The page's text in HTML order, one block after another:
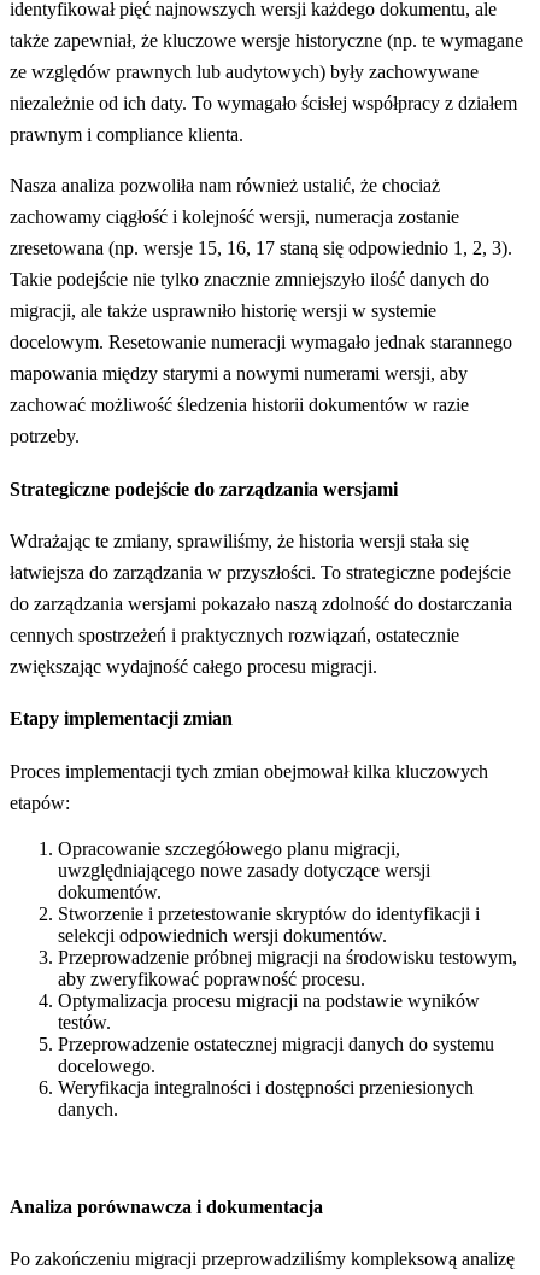
identyfikował pięć najnowszych wersji każdego dokumentu, ale
także zapewniał, że kluczowe wersje historyczne (np. te wymagane
ze względów prawnych lub audytowych) były zachowywane
niezależnie od ich daty. To wymagało ścisłej współpracy z działem
prawnym i compliance klienta.
Nasza analiza pozwoliła nam również ustalić, że chociaż
zachowamy ciągłość i kolejność wersji, numeracja zostanie
zresetowana (np. wersje 15, 16, 17 staną się odpowiednio 1, 2, 3).
Takie podejście nie tylko znacznie zmniejszyło ilość danych do
migracji, ale także usprawniło historię wersji w systemie
docelowym. Resetowanie numeracji wymagało jednak starannego
mapowania między starymi a nowymi numerami wersji, aby
zachować możliwość śledzenia historii dokumentów w razie
potrzeby.
Strategiczne podejście do zarządzania wersjami
Wdrażając te zmiany, sprawiliśmy, że historia wersji stała się
łatwiejsza do zarządzania w przyszłości. To strategiczne podejście
do zarządzania wersjami pokazało naszą zdolność do dostarczania
cennych spostrzeżeń i praktycznych rozwiązań, ostatecznie
zwiększając wydajność całego procesu migracji.
Etapy implementacji zmian
Proces implementacji tych zmian obejmował kilka kluczowych
etapów:
Opracowanie szczegółowego planu migracji,
uwzględniającego nowe zasady dotyczące wersji
dokumentów.
Stworzenie i przetestowanie skryptów do identyfikacji i
selekcji odpowiednich wersji dokumentów.
Przeprowadzenie próbnej migracji na środowisku testowym,
aby zweryfikować poprawność procesu.
Optymalizacja procesu migracji na podstawie wyników
testów.
Przeprowadzenie ostatecznej migracji danych do systemu
docelowego.
Weryfikacja integralności i dostępności przeniesionych
danych.
Analiza porównawcza i dokumentacja
Po zakończeniu migracji przeprowadziliśmy kompleksową analizę